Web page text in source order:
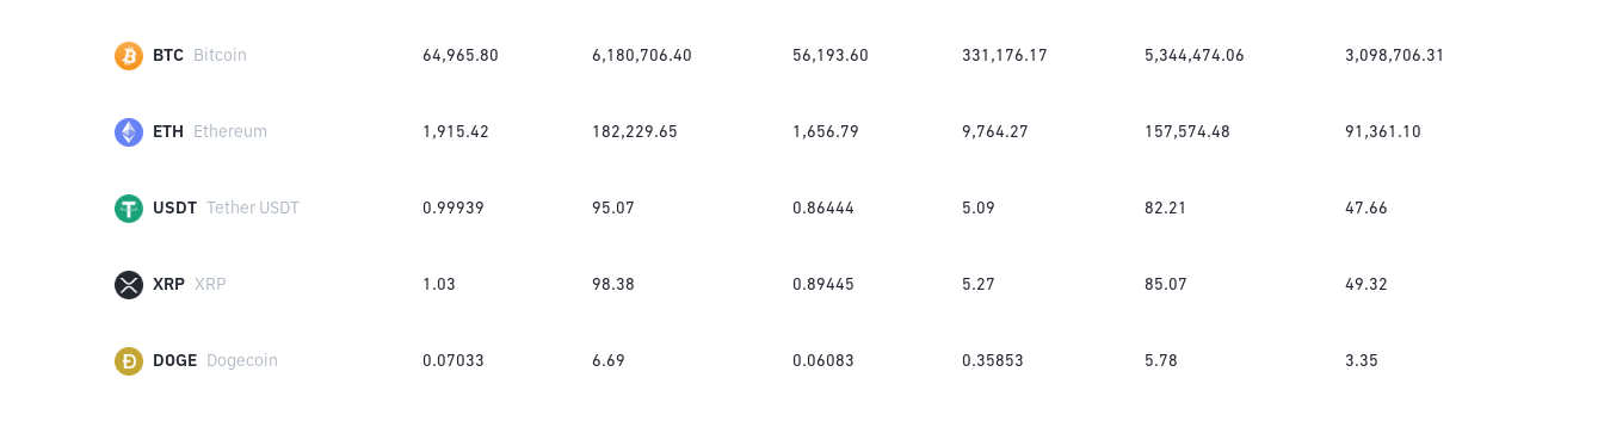
BTC Bitcoin 64,965.80 6,180,706.40 56,193.60 331,176.17 5,344,474.06 3,098,706.31
ETH Ethereum 1,915.42 182,229.65 1,656.79 9,764.27 157,574.48 91,361.10
USDT Tether USDT 0.99939 95.07 0.86444 5.09 82.21 47.66
XRP XRP 1.03 98.38 0.89445 5.27 85.07 49.32
DOGE Dogecoin 0.07033 6.69 0.06083 0.35853 5.78 3.35